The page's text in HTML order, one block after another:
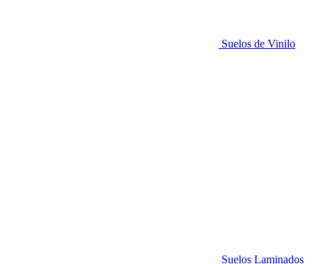
Suelos de Vinilo
Suelos Laminados